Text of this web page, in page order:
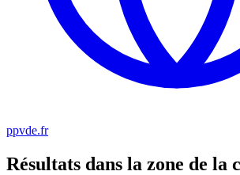
ppvde.fr
Résultats dans la zone de la